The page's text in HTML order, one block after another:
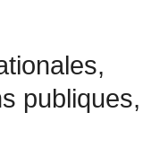
publiques,